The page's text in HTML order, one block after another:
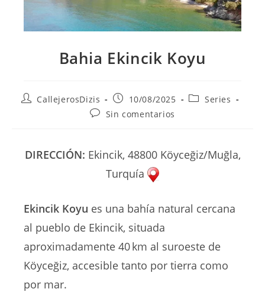
Bahia Ekincik Koyu
AutorCallejerosDizis
Publicación
la
10/08/2025
Categoría
Series
Comentarios
Sin comentarios
DIRECCIÓN: Ekincik, 48800 Köyceğiz/Muğla,
Turquía
Ekincik Koyu es una bahía natural cercana
al pueblo de Ekincik, situada
aproximadamente 40 km al suroeste de
Köyceğiz, accesible tanto por tierra como
por mar.